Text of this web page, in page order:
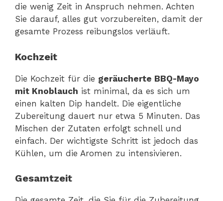
die wenig Zeit in Anspruch nehmen. Achten
Sie darauf, alles gut vorzubereiten, damit der
gesamte Prozess reibungslos verläuft.
Kochzeit
Die Kochzeit für die geräucherte BBQ-Mayo
mit Knoblauch ist minimal, da es sich um
einen kalten Dip handelt. Die eigentliche
Zubereitung dauert nur etwa 5 Minuten. Das
Mischen der Zutaten erfolgt schnell und
einfach. Der wichtigste Schritt ist jedoch das
Kühlen, um die Aromen zu intensivieren.
Gesamtzeit